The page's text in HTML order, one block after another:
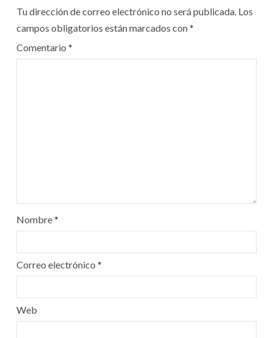
Tu dirección de correo electrónico no será publicada. Los
campos obligatorios están marcados con*
Comentario *
Nombre*
Correo electrónico *
Web